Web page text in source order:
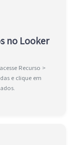
no Looker
Recurso >
e clique em